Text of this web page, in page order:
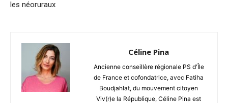
les néoruraux
Céline Pina
Ancienne conseillère régionale PS d'Île
de France et cofondatrice, avec Fatiha
Boudjahlat, du mouvement citoyen
Viv(r)e la République, Céline Pina est